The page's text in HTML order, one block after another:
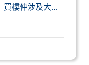
樓仲涉及大大